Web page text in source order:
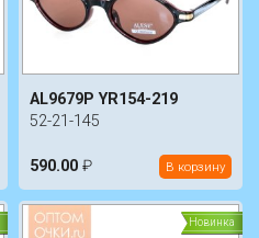
AL9679P YR154-219
52-21-145
590.00 ₽ В корзину
Новинка